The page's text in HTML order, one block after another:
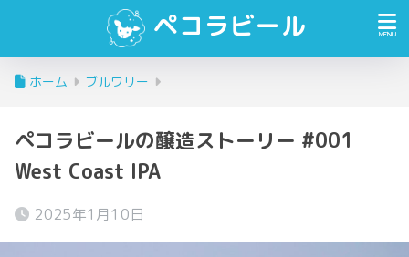
ペコラビール
ホーム ブルワリー
ペコラビールの醸造ストーリー #001
West Coast IPA
2025年1月10日